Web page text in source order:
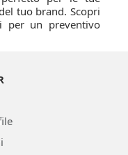
tuo brand. Scopri
per un preventivo